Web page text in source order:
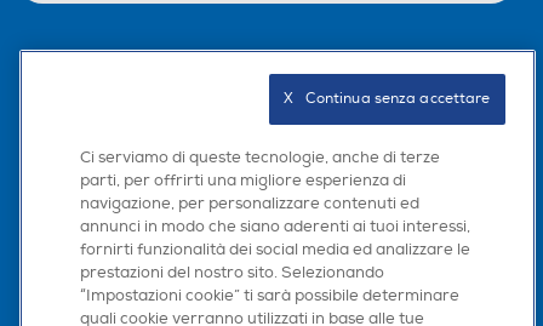
Scarica la nostra app
Ci serviamo di queste tecnologie, anche di terze
parti, per offrirti una migliore esperienza di
navigazione, per personalizzare contenuti ed
annunci in modo che siano aderenti ai tuoi interessi,
fornirti funzionalità dei social media ed analizzare le
prestazioni del nostro sito. Selezionando
“Impostazioni cookie” ti sarà possibile determinare
quali cookie verranno utilizzati in base alle tue
X   Continua senza accettare